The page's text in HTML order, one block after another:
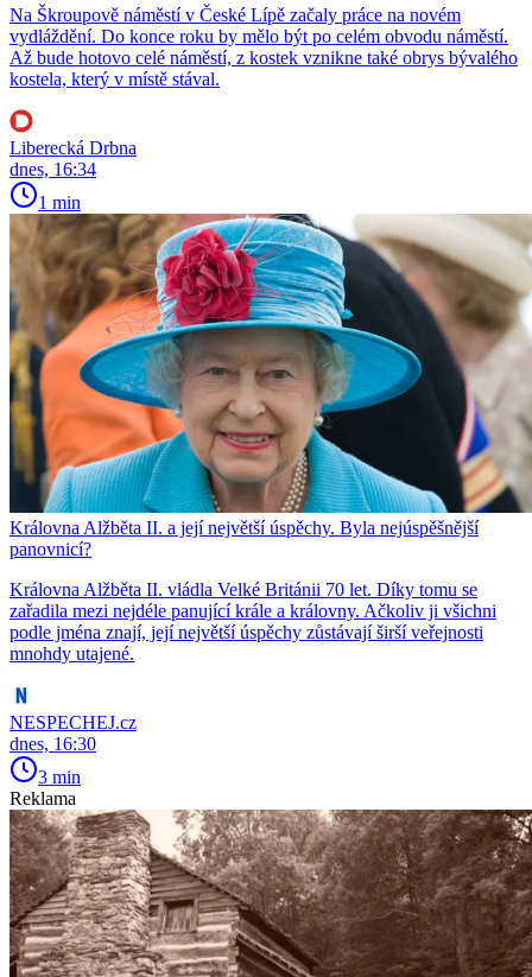
Na Škroupově náměstí v České Lípě začaly práce na novém
vydláždění. Do konce roku by mělo být po celém obvodu náměstí.
Až bude hotovo celé náměstí, z kostek vznikne také obrys bývalého
kostela, který v místě stával.
Liberecká Drbna
dnes, 16:34
1 min
Královna Alžběta II. a její největší úspěchy. Byla nejúspěšnější
panovnicí?
Královna Alžběta II. vládla Velké Británii 70 let. Díky tomu se
zařadila mezi nejdéle panující krále a královny. Ačkoliv ji všichni
podle jména znají, její největší úspěchy zůstávají širší veřejnosti
mnohdy utajené.
NESPECHEJ.cz
dnes, 16:30
3 min
Reklama